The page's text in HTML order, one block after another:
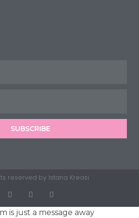
SUBSCRIBE
reserved by Istana Kreasi
is just a message away